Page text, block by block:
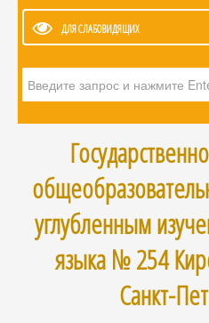
ДЛЯ СЛАБОВИДЯЩИХ
углубленным
языка № 254
Санкт-